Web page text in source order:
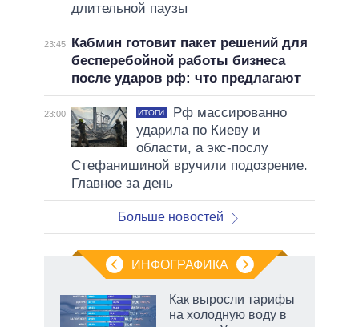
длительной паузы
23:45
Кабмин готовит пакет решений для
бесперебойной работы бизнеса
после ударов рф: что предлагают
23:00 ИТОГИ
Рф массированно
ударила по Киеву и
области, а экс-послу
Стефанишиной вручили подозрение.
Главное за день
Больше новостей
ИНФОГРАФИКА
Как выросли тарифы
на холодную воду в